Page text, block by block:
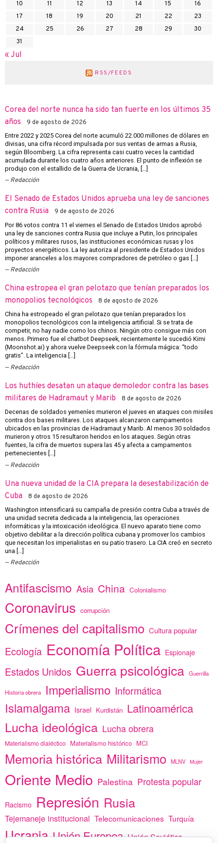
10
11 12 13 14 15
16
17
18 19 20 21 22
23
24
25 26 27 28 29
30
31
« Jul
RSS/FEEDS
Corea del norte nunca ha sido tan fuerte en los últimos 35
años
9 de agosto de 2026
Entre 2022 y 2025 Corea del norte acumuló 22.000 millones de dólares en
divisas, una cifra récord impulsada por sus ventas de armas a Rusia,
según Bloomberg. La cifra representa casi cuatro veces la cantidad
acumulada durante los cuatro años anteriores. El punto de inflexión se
produjo con el estallido de la Guerra de Ucrania, […]
Redacción
El Senado de Estados Unidos aprueba una ley de sanciones
contra Rusia
9 de agosto de 2026
Por 86 votos contra 11 el viernes el Senado de Estados Unidos aprobó
una ley de sanciones contra Rusia que incluye a Putin, los principales
políticos y militares rusos, las instituciones económicas rusas y los
proyectos energéticos. La ley autoriza al presidente de Estados Unidos
imponer aranceles a los mayores compradores de petróleo o gas […]
Redacción
China estropea el gran pelotazo que tenían preparados los
monopolios tecnológicos
8 de agosto de 2026
China ha estropeado el gran pelotazo que tenían preparados los
monopolios tecnológicos con la inteligencia artificial. Si se trata de
competir, no hay nadie como los chinos. Ningún otro consigue más con
menos. Primero fue el chatbot Deepseek, recientemente le sucedió Kimi
(Moonshot.ai) y ahora vuelve Deepseek con la fórmula mágica: “todo
gratis”. La inteligencia […]
Redacción
Los huthíes desatan un ataque demoledor contra las bases
militares de Hadramaut y Marib
8 de agosto de 2026
Decenas de soldados yemeníes murieron el jueves en ataques con misiles
contra dos bases militares. Los ataques alcanzaron campamentos
ubicados en las provincias de Hadramaut y Marib. Al menos 30 soldados
murieron y otros 15 resultaron heridos en los ataques. Según otras
fuentes, la cifra de muertos supera las 45 y afecta a campamentos
pertenecientes […]
Redacción
Una nueva unidad de la CIA prepara la desestabilización de
Cuba
8 de agosto de 2026
Washington intensificará su campaña de presión contra Cuba a través de
una unidad secreta dedicada a la inteligencia, las operaciones
informáticas y la intoxicación ideológica. El nuevo aparato tiene como
objetivo debilitar a la dirección política cubana y promover los cambios
que necesitan los imperialistas en su patio trasero. La CIA creó en secreto
una […]
Redacción
Antifascismo Asia China Colonialismo
Coronavirus corrupción
Crímenes del capitalismo Cultura popular
Ecología Economía Política Espionaje
Estados Unidos Guerra psicológica Guerrilla
Historia obrera Imperialismo Informática
Islamalgama Israel Kurdistán Latinoamérica
Lucha ideológica Lucha obrera
Materialismo dialéctico Materialismo histórico MCI
Memoria histórica Militarismo MLNV Mujer
Oriente Medio Palestina Protesta popular
Racismo Represión Rusia
Tejemaneje institucional Telecomunicaciones Turquía
Ucrania Unión Europea Unión Soviética